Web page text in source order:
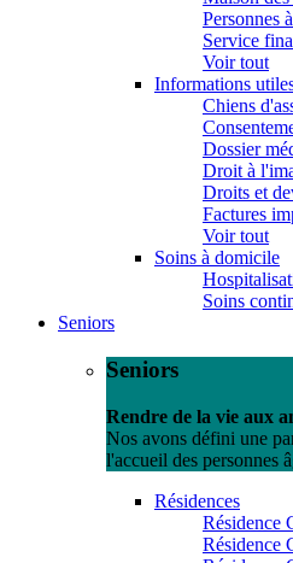
Personnes
Service
Voir tout
Informations
Chiens
Dossier
Droit à
Droits et
Factures
Voir tout
Soins à domicile
Soins
Seniors
Seniors
Rendre de la vie aux
Nos avons défini une
l'accueil des personnes
Résidences
Résidence
Résidence